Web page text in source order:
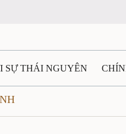
SỰ THÁI NGUYÊN